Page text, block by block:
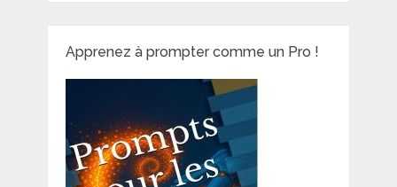
Apprenez à prompter comme un Pro !